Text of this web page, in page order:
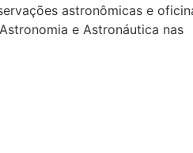
astronômicas e
e Astronáutica nas